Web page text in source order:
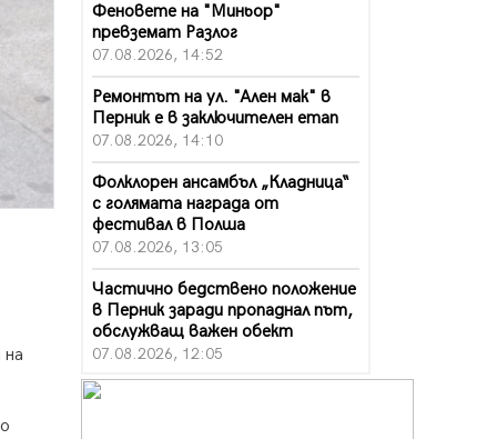
Феновете на "Миньор"
превземат Разлог
07.08.2026, 14:52
Ремонтът на ул. "Ален мак" в
Перник е в заключителен етап
07.08.2026, 14:10
Фолклорен ансамбъл „Кладница“
с голямата награда от
фестивал в Полша
07.08.2026, 13:05
Частично бедствено положение
в Перник заради пропаднал път,
обслужващ важен обект
07.08.2026, 12:05
Да отговорим на жегите с филм